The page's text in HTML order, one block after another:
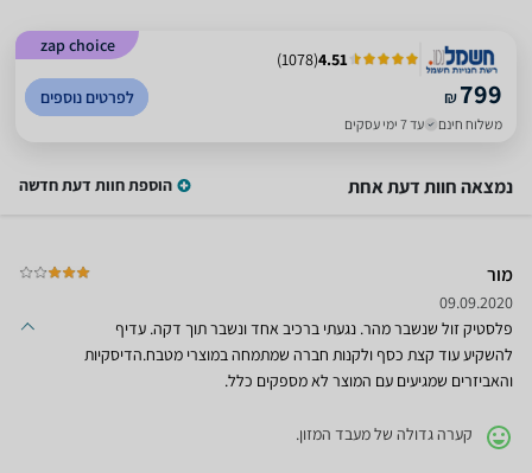
zap choice
4.51
(
1078
)
₪799
משלוח חינם עד 7 ימי עסקים
לפרטים נוספים
נמצאה חוות דעת אחת הוספת חוות דעת חדשה
מור
09.09.2020
פלסטיק זול שנשבר מהר. נגעתי ברכיב אחד ונשבר תוך דקה. עדיף
להשקיע עוד קצת כסף ולקנות חברה שמתמחה במוצרי מטבח.הדיסקיות
והאביזרים שמגיעים עם המוצר לא מספקים כלל.
קערה גדולה של מעבד המזון.